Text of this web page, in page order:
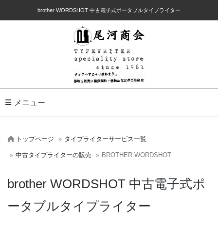
brother WORDSHOT 中古電子式ポータブルタイプライター
Toggle Navigation
メニュー
トップページ タイプライターサービス一覧
中古タイプライターの販売 BROTHER WORDSHOT
brother WORDSHOT 中古電子式ポ
ータブルタイプライター